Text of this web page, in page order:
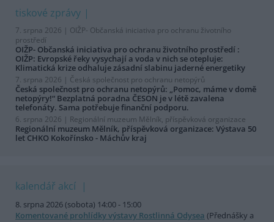
tiskové zprávy
7. srpna 2026 | OIŽP- Občanská iniciativa pro ochranu životního
prostředí
OIŽP- Občanská iniciativa pro ochranu životního prostředí :
OIŽP: Evropské řeky vysychají a voda v nich se otepluje:
Klimatická krize odhaluje zásadní slabinu jaderné energetiky
7. srpna 2026 | Česká společnost pro ochranu netopýrů
Česká společnost pro ochranu netopýrů: „Pomoc, máme v domě
netopýry!“ Bezplatná poradna ČESON je v létě zavalena
telefonáty. Sama potřebuje finanční podporu.
6. srpna 2026 | Regionální muzeum Mělník, příspěvková organizace
Regionální muzeum Mělník, příspěvková organizace: Výstava 50
let CHKO Kokořínsko - Máchův kraj
kalendář akcí
8. srpna 2026 (sobota) 14:00 - 15:00
Komentované prohlídky výstavy Rostlinná Odysea (Přednášky a